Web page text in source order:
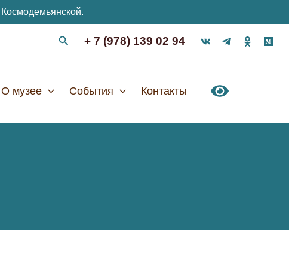
+ 7 (978) 139 02 94
О музее События Контакты